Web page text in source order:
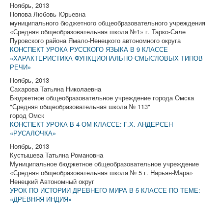
Ноябрь, 2013
Попова Любовь Юрьевна
муниципального бюджетного общеобразовательного учреждения
«Средняя общеобразовательная школа №1» г. Тарко-Сале
Пуровского района Ямало-Ненецкого автономного округа
КОНСПЕКТ УРОКА РУССКОГО ЯЗЫКА В 9 КЛАССЕ
«ХАРАКТЕРИСТИКА ФУНКЦИОНАЛЬНО-СМЫСЛОВЫХ ТИПОВ
РЕЧИ»
Ноябрь, 2013
Сахарова Татьяна Николаевна
Бюджетное общеобразовательное учреждение города Омска
"Средняя общеобразовательная школа № 113"
город Омск
КОНСПЕКТ УРОКА В 4-ОМ КЛАССЕ: Г.Х. АНДЕРСЕН
«РУСАЛОЧКА»
Ноябрь, 2013
Кустышева Татьяна Романовна
Муниципальное бюджетное общеобразовательное учреждение
«Средняя общеобразовательная школа № 5 г. Нарьян-Мара»
Ненецкий Автономный округ
УРОК ПО ИСТОРИИ ДРЕВНЕГО МИРА В 5 КЛАССЕ ПО ТЕМЕ:
«ДРЕВНЯЯ ИНДИЯ»